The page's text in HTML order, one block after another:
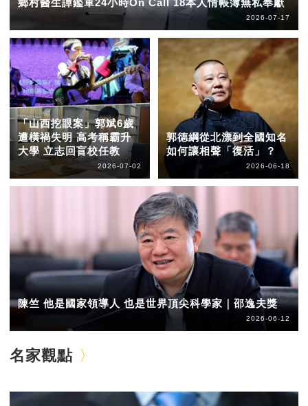
2026-07-17
「山西挖眼案」郭斌6歲
遭橫禍失明 高考稱霸升
大學 立志回盲校任教
2026-07-02
郭德綱從北漂到全國知名
如何讓相聲「復活」？
2026-06-18
陳竺 他是國家領導人 也是世界頂尖科學家｜邵逸夫獎
2026-06-12
名家觀點